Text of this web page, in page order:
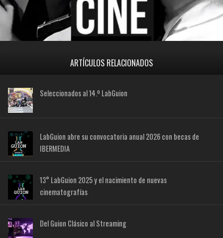
ARTÍCULOS RELACIONADOS
Seleccionados al 14.º LabGuion
LabGuion abre su convocatoria anual 2026 con becas de
IBERMEDIA
13° LabGuion 2025 y el nacimiento de nuevas
cinematografías
Del Guion Clásico al Streaming